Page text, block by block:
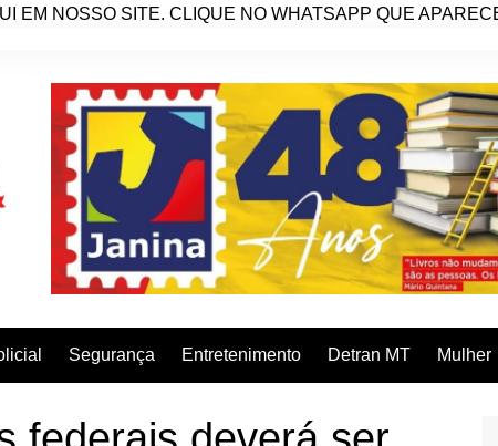
EM NOSSO SITE. CLIQUE NO WHATSAPP QUE
Segurança Entretenimento Detran MT Mulher